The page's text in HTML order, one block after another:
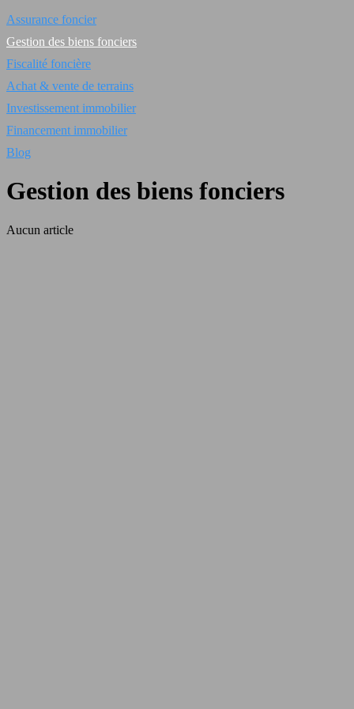
Assurance foncier
Gestion des biens fonciers
Fiscalité foncière
Achat & vente de terrains
Investissement immobilier
Financement immobilier
Blog
Gestion des biens fonciers
Aucun article